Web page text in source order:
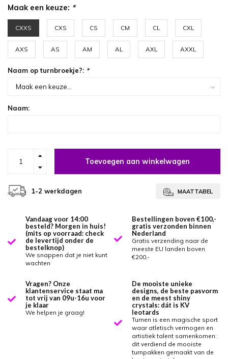
Maak een keuze: *
CXXS CXS CS CM CL CXL
AXS AS AM AL AXL AXXL
Naam op turnbroekje?: *
Naam:
Toevoegen aan winkelwagen
1-2 werkdagen MAATTABEL
Vandaag voor 14:00
besteld? Morgen in huis!
(mits op voorraad: check
de levertijd onder de
bestelknop)
We snappen dat je niet kunt
wachten
Bestellingen boven €100,-
gratis verzonden binnen
Nederland
Gratis verzending naar de
meeste EU landen boven
€200,-
Vragen? Onze
klantenservice staat ma
tot vrij van 09u-16u voor
je klaar
We helpen je graag!
De mooiste unieke
designs, de beste pasvorm
en de meest shiny
crystals: dát is KV
leotards
Turnen is een magische sport
waar atletisch vermogen en
artistiek talent samenkomen:
dit verdiend de mooiste
turnpakken gemaakt van de